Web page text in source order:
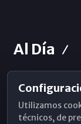
Al Día
Horarios de
Hemeroteca
Utilizamos
técnicos, de